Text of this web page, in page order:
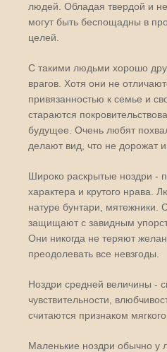
людей. Обладая твердой и
могут быть беспощадны в
целей.
С такими людьми хорошо
врагов. Хотя они не
привязанностью к семье и
стараются
будущее. Очень любят
делают вид, что не дорожат
Широко раскрытые ноздри -
характера и крутого нрава.
натуре бунтари, мятежники.
защищают с завидным
Они никогда не теряют
преодолевать все невзгоды.
Ноздри средней величины -
чувствительности,
считаются признаком мягкого
Маленькие ноздри обычно у